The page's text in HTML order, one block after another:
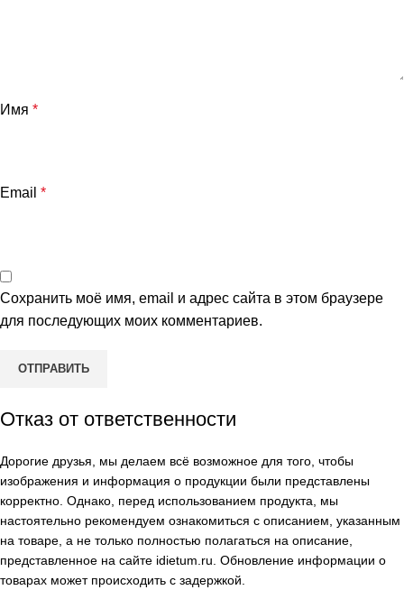
Имя *
Email *
Сохранить моё имя, email и адрес сайта в этом браузере
для последующих моих комментариев.
Отказ от ответственности
Дорогие друзья, мы делаем всё возможное для того, чтобы
изображения и информация о продукции были представлены
корректно. Однако, перед использованием продукта, мы
настоятельно рекомендуем ознакомиться с описанием, указанным
на товаре, а не только полностью полагаться на описание,
представленное на сайте idietum.ru . Обновление информации о
товарах может происходить с задержкой.